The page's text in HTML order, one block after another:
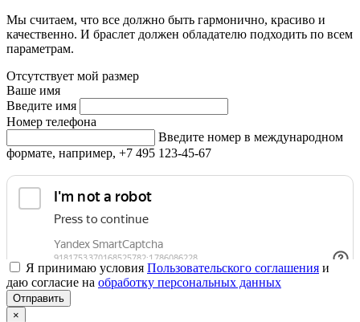
Мы считаем, что все должно быть гармонично, красиво и
качественно. И браслет должен обладателю подходить по всем
параметрам.
Отсутствует мой размер
Ваше имя
Введите имя
Номер телефона
Введите номер в международном
формате, например, +7 495 123-45-67
Я принимаю условия Пользовательского соглашения и
даю согласие на обработку персональных данных
×